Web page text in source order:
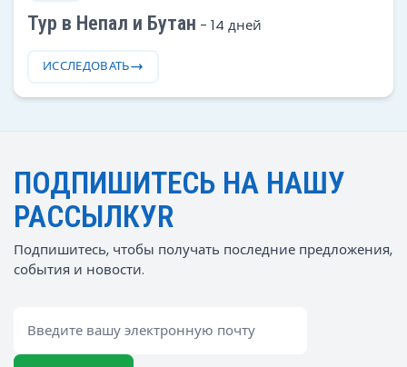
Тур в Непал и Бутан - 14 дней
ИССЛЕДОВАТЬ
ПОДПИШИТЕСЬ НА НАШУ
РАССЫЛКУR
Подпишитесь, чтобы получать последние предложения,
события и новости.